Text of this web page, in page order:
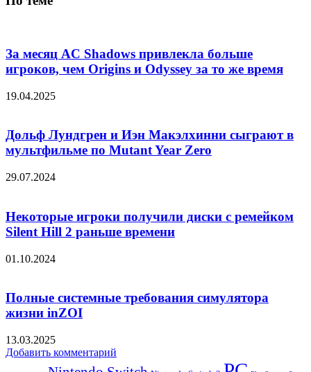
За месяц AC Shadows привлекла больше
игроков, чем Origins и Odyssey за то же время
19.04.2025
Дольф Лундгрен и Иэн Макэлхинни сыграют в
мультфильме по Mutant Year Zero
29.07.2024
Некоторые игроки получили диски с ремейком
Silent Hill 2 раньше времени
01.10.2024
Полные системные требования симулятора
жизни inZOI
13.03.2025
Добавить комментарий